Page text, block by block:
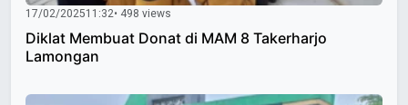
17/02/202511:32• 498 views
Diklat Membuat Donat di MAM 8 Takerharjo
Lamongan